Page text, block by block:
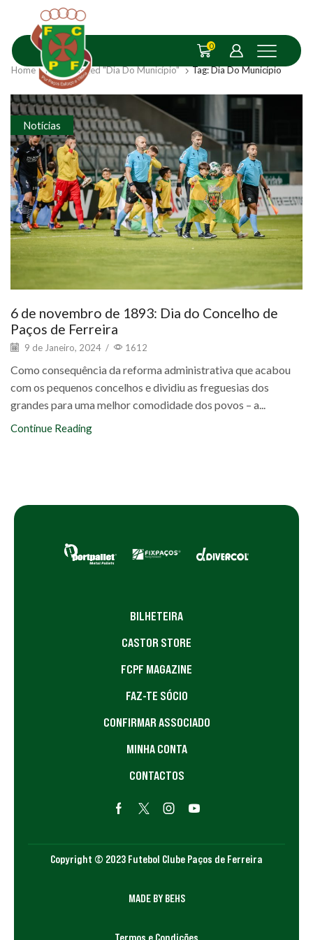
0
Home Posts Tagged "Dia Do Município" Tag: Dia Do Município
Notícias
6 de novembro de 1893: Dia do Concelho de
Paços de Ferreira
9 de Janeiro, 2024 / 1612
Como consequência da reforma administrativa que acabou
com os pequenos concelhos e dividiu as freguesias dos
grandes para uma melhor comodidade dos povos – a...
Continue Reading
BILHETEIRA
CASTOR STORE
FCPF MAGAZINE
FAZ-TE SÓCIO
CONFIRMAR ASSOCIADO
MINHA CONTA
CONTACTOS
Copyright © 2023 Futebol Clube Paços de Ferreira
MADE BY BEHS
Termos e Condições